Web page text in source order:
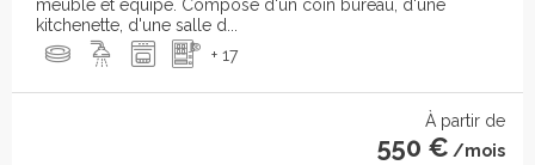
meublé et équipé. Composé d'un coin bureau, d'une
kitchenette, d'une salle d...
+ 17
À partir de
550 € /mois